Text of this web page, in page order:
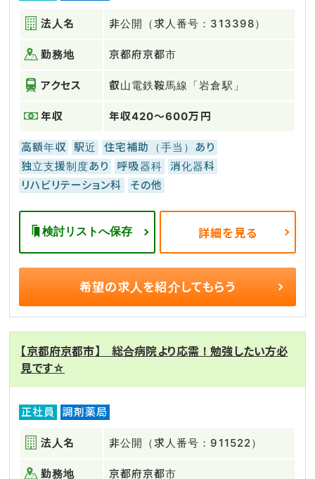
法人名 非公開（求人番号：313398）
勤務地 京都府京都市
アクセス 叡山電鉄鞍馬線「岩倉駅」
年収 年収420～600万円
高額年収 駅近
住宅補助（手当）あり
独立支援制度あり
呼吸器科
消化器科
リハビリテーション科
その他
検討リストへ保存 詳細を見る
希望の求人を紹介してもらう
【京都府京都市】 総合病院より応需！勉強したい方必
見です☆
正社員 調剤薬局
法人名 非公開（求人番号：911522）
勤務地 京都府京都市